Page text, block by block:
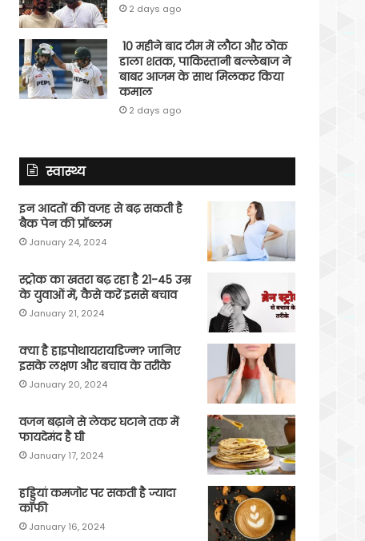
2 days ago
10 महीने बाद टीम में लौटा और ठोक
डाला शतक, पाकिस्तानी बल्लेबाज ने
बाबर आजम के साथ मिलकर किया
कमाल
2 days ago
स्वास्थ्य
इन आदतों की वजह से बढ़ सकती है
बैक पेन की प्रॉब्लम
January 24, 2024
स्ट्रोक का खतरा बढ़ रहा है 21-45 उम्र
के युवाओं में, कैसे करें इससे बचाव
January 21, 2024
क्या है हाइपोथायरायडिज्म? जानिए
इसके लक्षण और बचाव के तरीके
January 20, 2024
वजन बढ़ाने से लेकर घटाने तक में
फायदेमंद है घी
January 17, 2024
हड्डियां कमजोर पर सकती है ज्यादा
कॉफी
January 16, 2024